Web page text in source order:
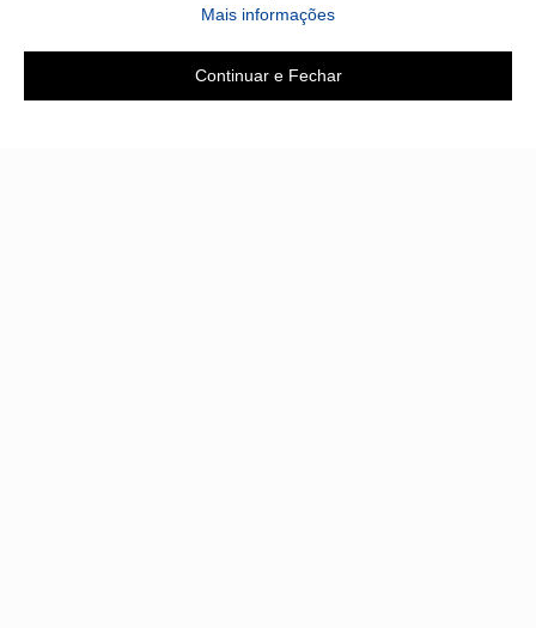
Mais informações
Continuar e Fechar